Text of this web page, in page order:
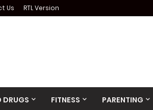
Us RTL Version
DRUGS FITNESS PARENTING